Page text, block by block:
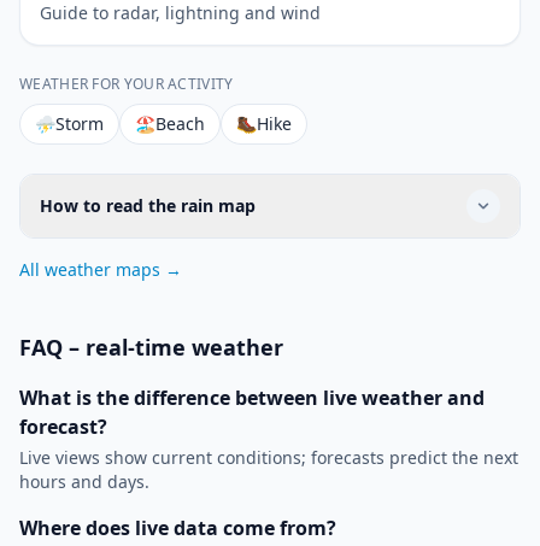
Guide to radar, lightning and wind
WEATHER FOR YOUR ACTIVITY
⛈Storm 🏖Beach 🥾Hike
How to read the rain map
All weather maps →
FAQ – real-time weather
What is the difference between live weather and
forecast?
Live views show current conditions; forecasts predict the next
hours and days.
Where does live data come from?